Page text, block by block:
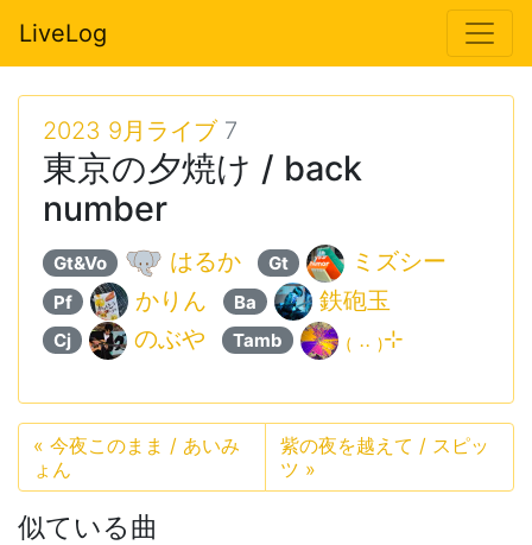
LiveLog
2023 9月ライブ7
東京の夕焼け / back
number
Gt&Vo はるか Gt ミズシー
Pf かりん Ba 鉄砲玉
Cj のぶや Tamb ₍ .. ₎⊹
« 今夜このまま / あいみ
ょん
紫の夜を越えて / スピッ
ツ »
似ている曲